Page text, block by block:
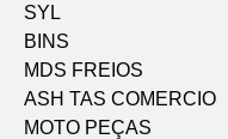
SYL
BINS
MDS FREIOS
ASH TAS COMERCIO
MOTO PEÇAS